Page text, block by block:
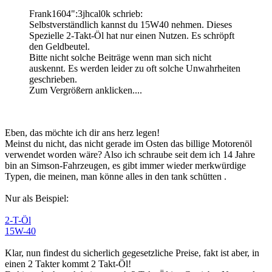
Frank1604":3jhcal0k schrieb:
Selbstverständlich kannst du 15W40 nehmen. Dieses
Spezielle 2-Takt-Öl hat nur einen Nutzen. Es schröpft
den Geldbeutel.
Bitte nicht solche Beiträge wenn man sich nicht
auskennt. Es werden leider zu oft solche Unwahrheiten
geschrieben.
Zum Vergrößern anklicken....
Eben, das möchte ich dir ans herz legen!
Meinst du nicht, das nicht gerade im Osten das billige Motorenöl
verwendet worden wäre? Also ich schraube seit dem ich 14 Jahre
bin an Simson-Fahrzeugen, es gibt immer wieder merkwürdige
Typen, die meinen, man könne alles in den tank schütten .
Nur als Beispiel:
2-T-Öl
15W-40
Klar, nun findest du sicherlich gegesetzliche Preise, fakt ist aber, in
einen 2 Takter kommt 2 Takt-Öl!